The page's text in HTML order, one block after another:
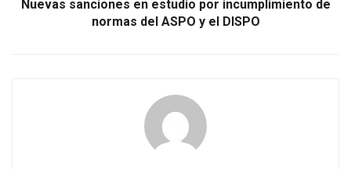
Nuevas sanciones en estudio por incumplimiento de
normas del ASPO y el DISPO